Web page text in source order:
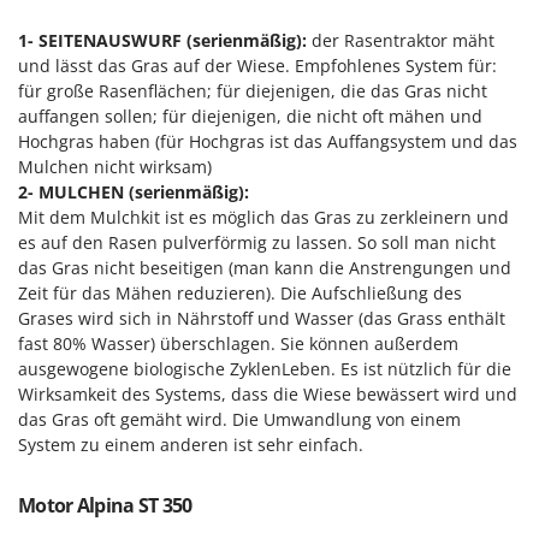
P
Palettengabeln für Traktoren
Pelletpressen
Pflüge für Traktor
Planierschilder für Traktoren
Plasmaschneider
Poolroboter
Pools
Poolstaubsauger
R
Rasenmäher
Rasensodenschneider
Rasentraktoren Aufsitzmäher
Rasentrimmer - Motorsensen - Freischneider
Francini
G
G3 Ferrari
Gardena
Garofalo
GeoTech
GeoTech Pro
Gierre
Ginko - MGM
Gipeco
Girmi
Goodyear
1- SEITENAUSWURF (serienmäßig): der Rasentraktor mäht
und lässt das Gras auf der Wiese. Empfohlenes System für:
für große Rasenflächen; für diejenigen, die das Gras nicht
auffangen sollen; für diejenigen, die nicht oft mähen und
Hochgras haben (für Hochgras ist das Auffangsystem und das
Mulchen nicht wirksam)
2- MULCHEN (serienmäßig):
Mit dem Mulchkit ist es möglich das Gras zu zerkleinern und
es auf den Rasen pulverförmig zu lassen. So soll man nicht
das Gras nicht beseitigen (man kann die Anstrengungen und
Zeit für das Mähen reduzieren). Die Aufschließung des
Grases wird sich in Nährstoff und Wasser (das Grass enthält
fast 80% Wasser) überschlagen. Sie können außerdem
ausgewogene biologische ZyklenLeben. Es ist nützlich für die
Wirksamkeit des Systems, dass die Wiese bewässert wird und
das Gras oft gemäht wird. Die Umwandlung von einem
System zu einem anderen ist sehr einfach.
Motor Alpina ST 350